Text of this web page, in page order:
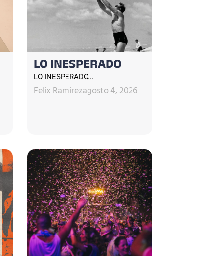
LO INESPERADO
LO INESPERADO...
Felix Ramirezagosto 4, 2026